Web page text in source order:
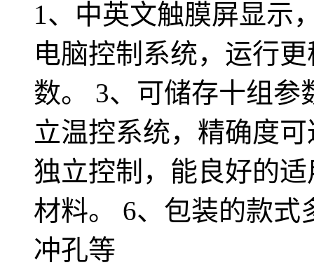
1、中英文触膜屏显示
电脑控制系统，运行
数。 3、可储存十组参
立温控系统，精确度
独立控制，能良好的
材料。 6、包装的款
冲孔等